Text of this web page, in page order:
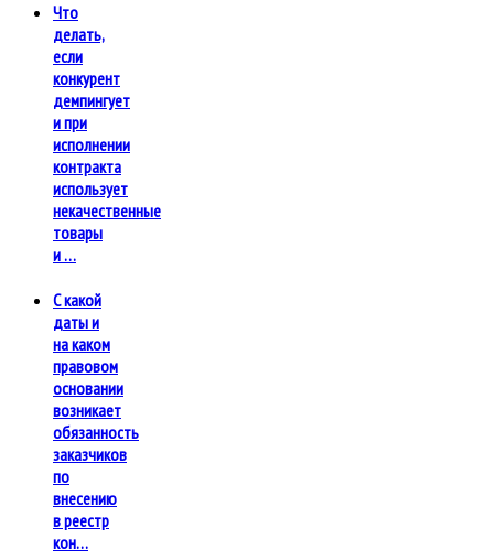
Что
делать,
если
конкурент
демпингует
и при
исполнении
контракта
использует
некачественные
товары
и …
С какой
даты и
на каком
правовом
основании
возникает
обязанность
заказчиков
по
внесению
в реестр
кон…